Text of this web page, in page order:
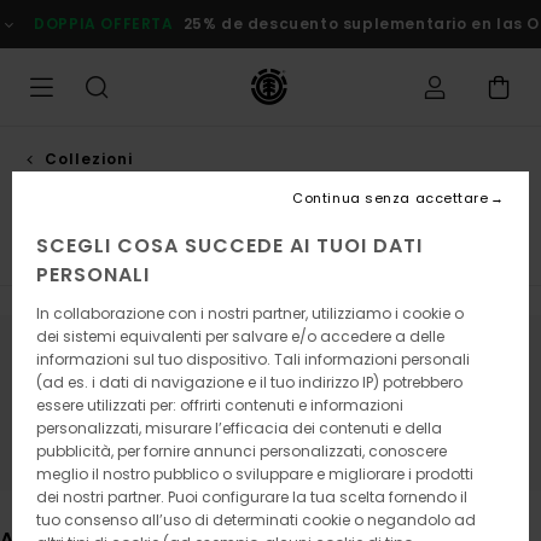
alla
selezione
griglie
de descuento suplementario en las Ofertas Risparmia
Collezioni
Element x Timber! Element x Gabriel Alcala
Continua a seguirci, i prodotti che
cerchi presto saranno di nuovo
disponibili
SCEGLI COSA SUCCEDE AI TUOI DATI
PERSONALI
In collaborazione con i nostri partner, utilizziamo i cookie o
dei sistemi equivalenti per salvare e/o accedere a delle
informazioni sul tuo dispositivo. Tali informazioni personali
(ad es. i dati di navigazione e il tuo indirizzo IP) potrebbero
essere utilizzati per: offrirti contenuti e informazioni
personalizzati, misurare l’efficacia dei contenuti e della
pubblicità, per fornire annunci personalizzati, conoscere
meglio il nostro pubblico o sviluppare e migliorare i prodotti
dei nostri partner. Puoi configurare la tua scelta fornendo il
tuo consenso all’uso di determinati cookie o negandolo ad
Continua senza accettare